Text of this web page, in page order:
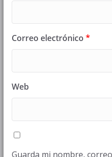
Correo electrónico *
Web
Guarda mi nombre,